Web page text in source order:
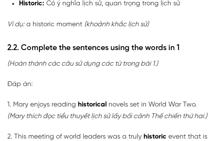
Historic: Có ý nghĩa lịch sử, quan trọng trong lịch sử
Ví dụ:a historic moment (khoảnh khắc lịch sử)
2.2. Complete the sentences using the words in 1
(Hoàn thành các câu sử dụng các từ trong bài 1.)
Đáp án:
1. Mary enjoys reading historical novels set in World War Two.
(Mary thích đọc tiểu thuyết lịch sử lấy bối cảnh Thế chiến thứ hai.)
2. This meeting of world leaders was a truly historic event that is